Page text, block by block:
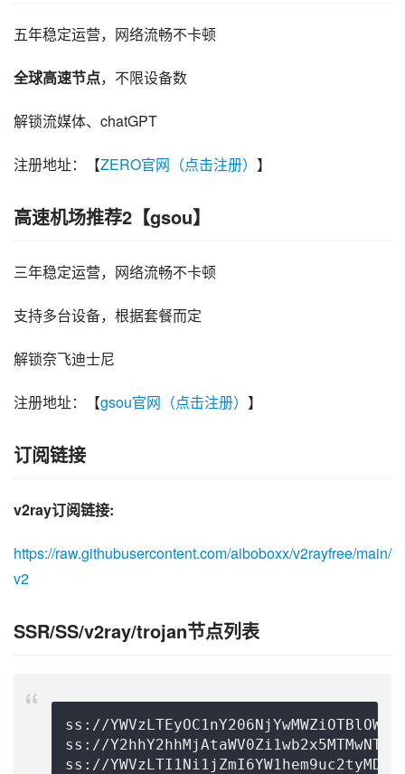
五年稳定运营，网络流畅不卡顿
全球高速节点，不限设备数
解锁流媒体、chatGPT
注册地址：【ZERO官网（点击注册） 】
高速机场推荐2【gsou】
三年稳定运营，网络流畅不卡顿
支持多台设备，根据套餐而定
解锁奈飞迪士尼
注册地址：【gsou官网（点击注册） 】
订阅链接
v2ray订阅链接:
https://raw.githubusercontent.com/aiboboxx/v2rayfree/main/
v2
SSR/SS/v2ray/trojan节点列表
ss://
ss://
ss://